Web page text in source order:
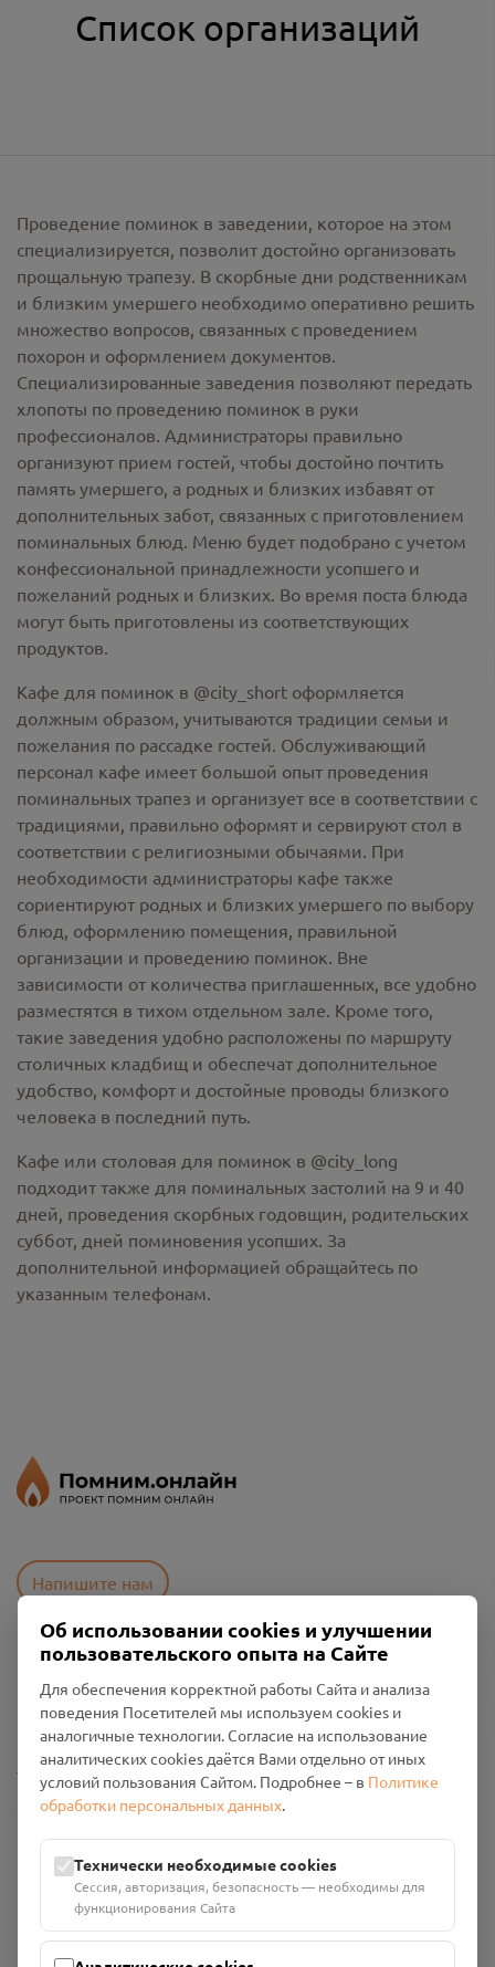
Список организаций
Проведение поминок в заведении, которое на этом
специализируется, позволит достойно организовать
прощальную трапезу. В скорбные дни родственникам
и близким умершего необходимо оперативно решить
множество вопросов, связанных с проведением
похорон и оформлением документов.
Специализированные заведения позволяют передать
хлопоты по проведению поминок в руки
профессионалов. Администраторы правильно
организуют прием гостей, чтобы достойно почтить
память умершего, а родных и близких избавят от
дополнительных забот, связанных с приготовлением
поминальных блюд. Меню будет подобрано с учетом
конфессиональной принадлежности усопшего и
пожеланий родных и близких. Во время поста блюда
могут быть приготовлены из соответствующих
продуктов.
Кафе для поминок в @city_short оформляется
должным образом, учитываются традиции семьи и
пожелания по рассадке гостей. Обслуживающий
персонал кафе имеет большой опыт проведения
поминальных трапез и организует все в соответствии с
традициями, правильно оформят и сервируют стол в
соответствии с религиозными обычаями. При
необходимости администраторы кафе также
сориентируют родных и близких умершего по выбору
блюд, оформлению помещения, правильной
организации и проведению поминок. Вне
зависимости от количества приглашенных, все удобно
разместятся в тихом отдельном зале. Кроме того,
такие заведения удобно расположены по маршруту
столичных кладбищ и обеспечат дополнительное
удобство, комфорт и достойные проводы близкого
человека в последний путь.
Кафе или столовая для поминок в @city_long
подходит также для поминальных застолий на 9 и 40
дней, проведения скорбных годовщин, родительских
суббот, дней поминовения усопших. За
дополнительной информацией обращайтесь по
указанным телефонам.
Напишите нам
Политика конфиденциальности
Промо-материалы
Настройки cookies
Общество с ограниченной ответственностью «Смоленский
Проект Помним»
ИНН: 6700029207 ОГРН: 1256700001986
Юридический адрес: 216790, Смоленская область, р-н
Руднянский, г. Рудня, улица Западная, д. 26А, пом. 18
Номер счёта: 40702810901130004287 в АО "АЛЬФА-БАНК"
Об использовании cookies и улучшении
пользовательского опыта на Сайте
Для обеспечения корректной работы Сайта и анализа
поведения Посетителей мы используем cookies и
аналогичные технологии. Согласие на использование
аналитических cookies даётся Вами отдельно от иных
условий пользования Сайтом. Подробнее – в Политике
обработки персональных данных.
Технически необходимые cookies
Сессия, авторизация, безопасность — необходимы для
функционирования Сайта